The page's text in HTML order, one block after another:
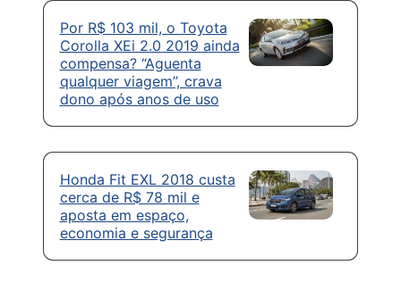
Por R$ 103 mil, o Toyota
Corolla XEi 2.0 2019 ainda
compensa? “Aguenta
qualquer viagem”, crava
dono após anos de uso
Honda Fit EXL 2018 custa
cerca de R$ 78 mil e
aposta em espaço,
economia e segurança